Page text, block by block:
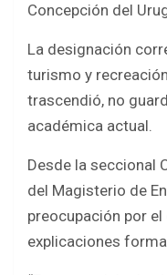
Concepción del
La designación
turismo y
trascendió, no
académica actual.
Desde la seccional
del Magisterio de
preocupación por
explicaciones